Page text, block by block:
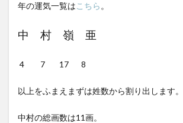
年の運気一覧は こちら 。
中 村 嶺 亜
4 7 17 8
以上をふまえまずは姓数から割り出します。
中村の総画数は11画。